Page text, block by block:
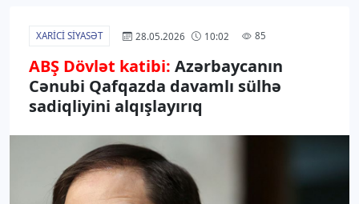
XARICI SIYASƏT 28.05.2026 10:02 85
ABŞ Dövlət katibi: Azərbaycanın
Cənubi Qafqazda davamlı sülhə
sadiqliyini alqışlayırıq